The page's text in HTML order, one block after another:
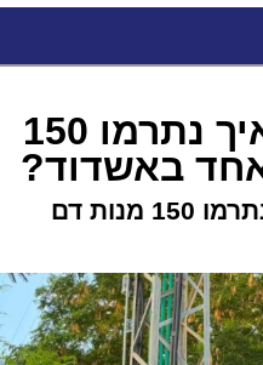
ערבים זה לזה: איך נתרמו 150
באשדוד?
במבצע לוגיסטי מדהים נתרמו 150 מנות דם